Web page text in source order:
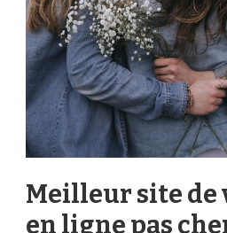
Meilleur site de
en ligne pas